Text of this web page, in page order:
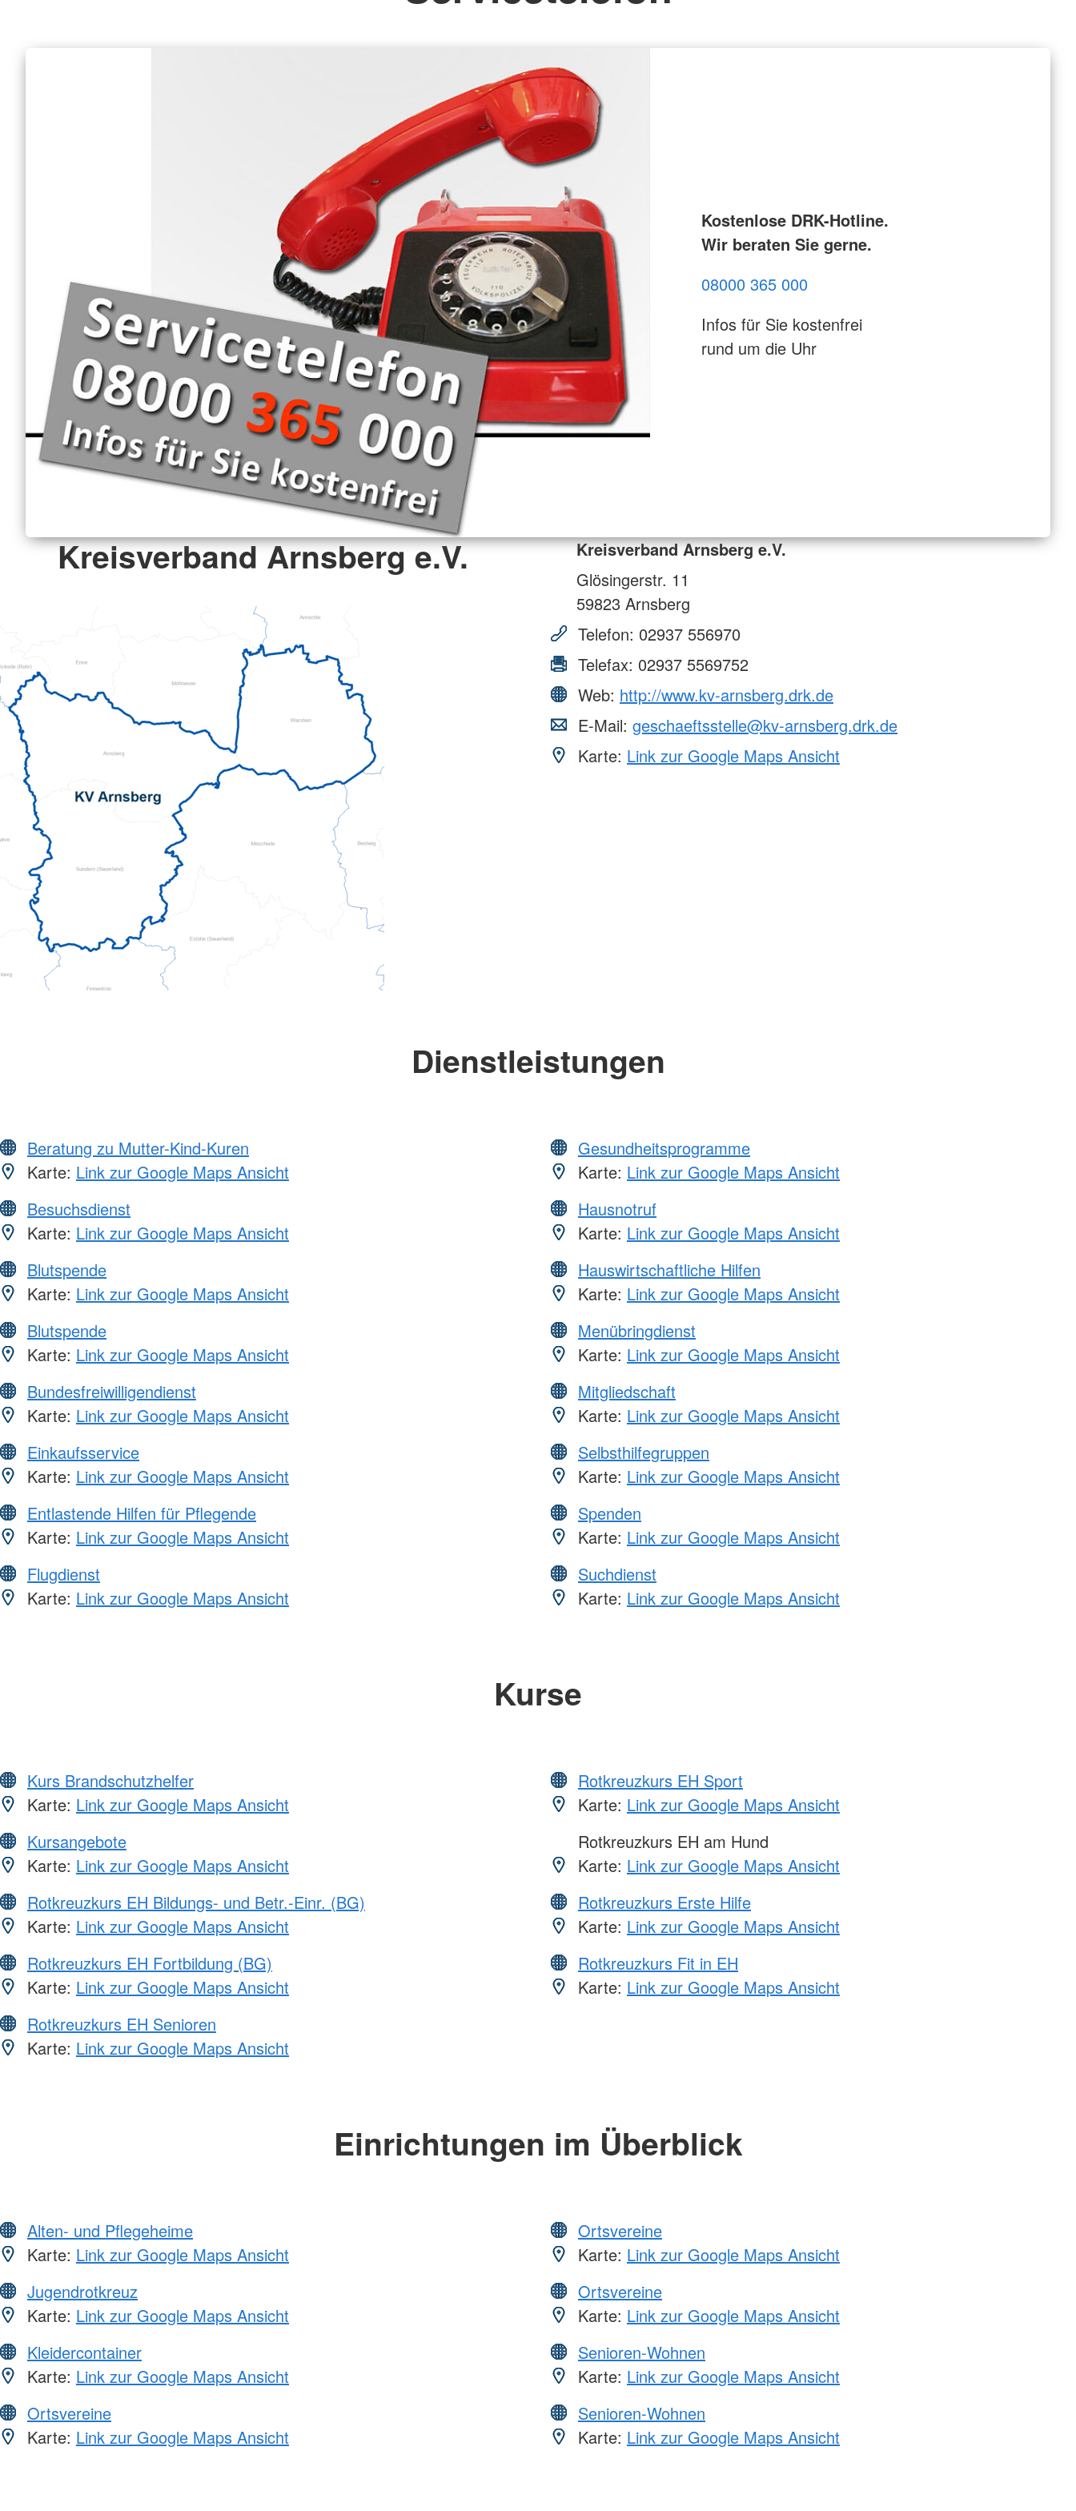
Kostenlose DRK-Hotline.
Wir beraten Sie gerne.
08000 365 000
Infos für Sie kostenfrei
rund um die Uhr
Kreisverband Arnsberg e.V.
Kreisverband Arnsberg e.V.
Glösingerstr. 11
59823 Arnsberg
Telefon: 02937 556970
Telefax: 02937 5569752
Web: http://www.kv-arnsberg.drk.de
E-Mail: geschaeftsstelle@kv-arnsberg.drk.de
Karte: Link zur Google Maps Ansicht
Dienstleistungen
Beratung zu Mutter-Kind-Kuren
Karte: Link zur Google Maps Ansicht
Besuchsdienst
Karte: Link zur Google Maps Ansicht
Blutspende
Karte: Link zur Google Maps Ansicht
Blutspende
Karte: Link zur Google Maps Ansicht
Bundesfreiwilligendienst
Karte: Link zur Google Maps Ansicht
Einkaufsservice
Karte: Link zur Google Maps Ansicht
Entlastende Hilfen für Pflegende
Karte: Link zur Google Maps Ansicht
Flugdienst
Karte: Link zur Google Maps Ansicht
Gesundheitsprogramme
Karte: Link zur Google Maps Ansicht
Hausnotruf
Karte: Link zur Google Maps Ansicht
Hauswirtschaftliche Hilfen
Karte: Link zur Google Maps Ansicht
Menübringdienst
Karte: Link zur Google Maps Ansicht
Mitgliedschaft
Karte: Link zur Google Maps Ansicht
Selbsthilfegruppen
Karte: Link zur Google Maps Ansicht
Spenden
Karte: Link zur Google Maps Ansicht
Suchdienst
Karte: Link zur Google Maps Ansicht
Kurse
Kurs Brandschutzhelfer
Karte: Link zur Google Maps Ansicht
Kursangebote
Karte: Link zur Google Maps Ansicht
Rotkreuzkurs EH Bildungs- und Betr.-Einr. (BG)
Karte: Link zur Google Maps Ansicht
Rotkreuzkurs EH Fortbildung (BG)
Karte: Link zur Google Maps Ansicht
Rotkreuzkurs EH Senioren
Karte: Link zur Google Maps Ansicht
Rotkreuzkurs EH Sport
Karte: Link zur Google Maps Ansicht
Rotkreuzkurs EH am Hund
Karte: Link zur Google Maps Ansicht
Rotkreuzkurs Erste Hilfe
Karte: Link zur Google Maps Ansicht
Rotkreuzkurs Fit in EH
Karte: Link zur Google Maps Ansicht
Einrichtungen im Überblick
Alten- und Pflegeheime
Karte: Link zur Google Maps Ansicht
Jugendrotkreuz
Karte: Link zur Google Maps Ansicht
Kleidercontainer
Karte: Link zur Google Maps Ansicht
Ortsvereine
Karte: Link zur Google Maps Ansicht
Ortsvereine
Karte: Link zur Google Maps Ansicht
Ortsvereine
Karte: Link zur Google Maps Ansicht
Senioren-Wohnen
Karte: Link zur Google Maps Ansicht
Senioren-Wohnen
Karte: Link zur Google Maps Ansicht